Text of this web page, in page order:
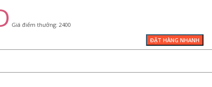
Giá điểm thưởng: 2400